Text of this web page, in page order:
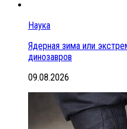
Наука
Ядерная зима или
динозавров
09.08.2026